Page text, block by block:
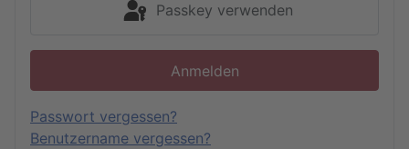
Passkey verwenden
Anmelden
Passwort vergessen?
Benutzername vergessen?